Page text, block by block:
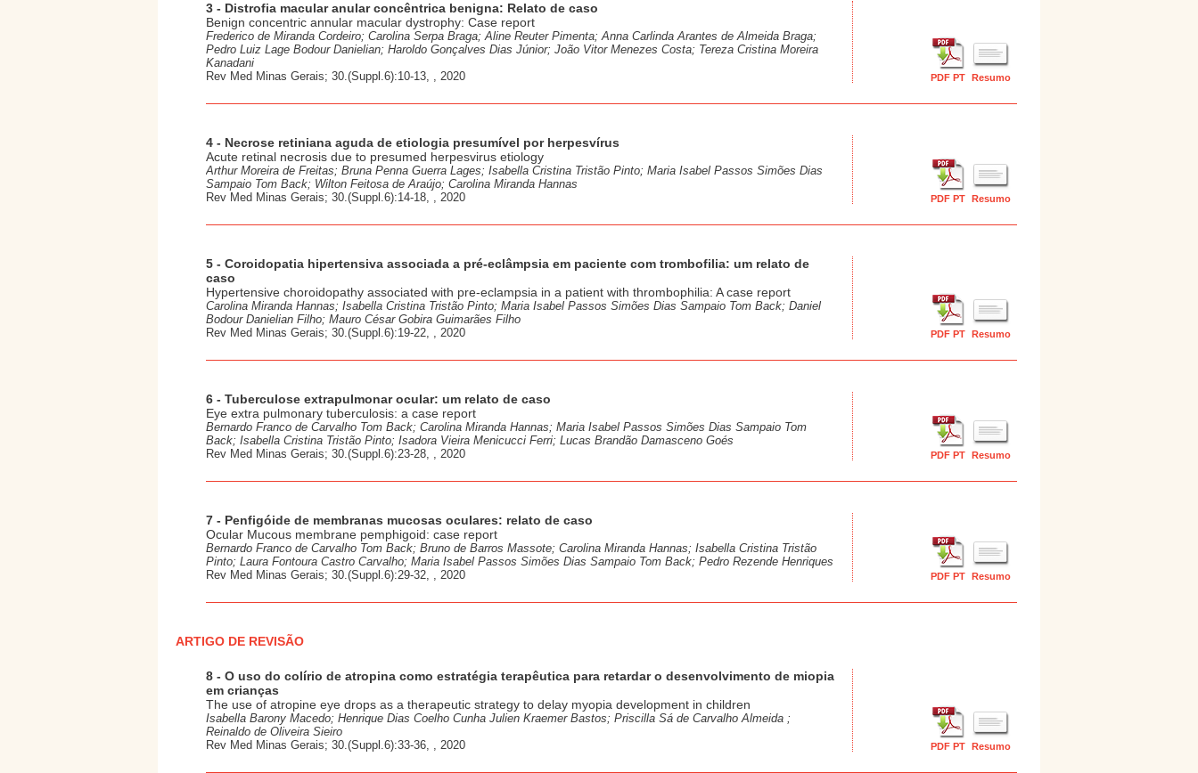
3 - Distrofia macular anular concêntrica benigna: Relato de caso
Benign concentric annular macular dystrophy: Case report
Frederico de Miranda Cordeiro; Carolina Serpa Braga; Aline Reuter Pimenta; Anna Carlinda Arantes de Almeida Braga;
Pedro Luiz Lage Bodour Danielian; Haroldo Gonçalves Dias Júnior; João Vitor Menezes Costa; Tereza Cristina Moreira
Kanadani
Rev Med Minas Gerais; 30.(Suppl.6):10-13, , 2020
PDF PT Resumo
4 - Necrose retiniana aguda de etiologia presumível por herpesvírus
Acute retinal necrosis due to presumed herpesvirus etiology
Arthur Moreira de Freitas; Bruna Penna Guerra Lages; Isabella Cristina Tristão Pinto; Maria Isabel Passos Simões Dias
Sampaio Tom Back; Wilton Feitosa de Araújo; Carolina Miranda Hannas
Rev Med Minas Gerais; 30.(Suppl.6):14-18, , 2020
PDF PT Resumo
5 - Coroidopatia hipertensiva associada a pré-eclâmpsia em paciente com trombofilia: um relato de
caso
Hypertensive choroidopathy associated with pre-eclampsia in a patient with thrombophilia: A case report
Carolina Miranda Hannas; Isabella Cristina Tristão Pinto; Maria Isabel Passos Simões Dias Sampaio Tom Back; Daniel
Bodour Danielian Filho; Mauro César Gobira Guimarães Filho
Rev Med Minas Gerais; 30.(Suppl.6):19-22, , 2020
PDF PT Resumo
6 - Tuberculose extrapulmonar ocular: um relato de caso
Eye extra pulmonary tuberculosis: a case report
Bernardo Franco de Carvalho Tom Back; Carolina Miranda Hannas; Maria Isabel Passos Simões Dias Sampaio Tom
Back; Isabella Cristina Tristão Pinto; Isadora Vieira Menicucci Ferri; Lucas Brandão Damasceno Goés
Rev Med Minas Gerais; 30.(Suppl.6):23-28, , 2020
PDF PT Resumo
7 - Penfigóide de membranas mucosas oculares: relato de caso
Ocular Mucous membrane pemphigoid: case report
Bernardo Franco de Carvalho Tom Back; Bruno de Barros Massote; Carolina Miranda Hannas; Isabella Cristina Tristão
Pinto; Laura Fontoura Castro Carvalho; Maria Isabel Passos Simões Dias Sampaio Tom Back; Pedro Rezende Henriques
Rev Med Minas Gerais; 30.(Suppl.6):29-32, , 2020
PDF PT Resumo
ARTIGO DE REVISÃO
8 - O uso do colírio de atropina como estratégia terapêutica para retardar o desenvolvimento de miopia
em crianças
The use of atropine eye drops as a therapeutic strategy to delay myopia development in children
Isabella Barony Macedo; Henrique Dias Coelho Cunha Julien Kraemer Bastos; Priscilla Sá de Carvalho Almeida ;
Reinaldo de Oliveira Sieiro
Rev Med Minas Gerais; 30.(Suppl.6):33-36, , 2020
PDF PT Resumo